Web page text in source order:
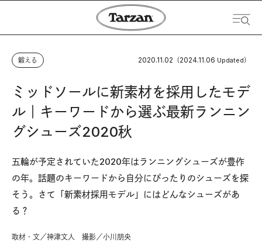
鍛える 2020.11.02 （2024.11.06 Updated）
ミッドソールに新素材を採用したモデ
ル｜キーワードから選ぶ最新ランニン
グシューズ2020秋
五輪が予定されていた2020年はランニングシューズが豊作
の年。話題のキーワードから自分にぴったりのシューズを探
そう。さて「新素材採用モデル」にはどんなシューズがあ
る？
取材・文／神津文人 撮影／小川朋央